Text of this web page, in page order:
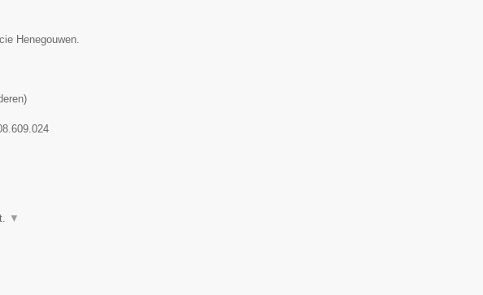
Henegouwen.
)
▼